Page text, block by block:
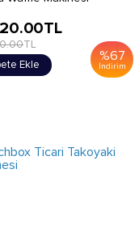
%67
İndirim
TL
TL
Ekle